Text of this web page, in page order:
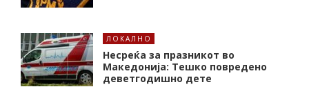
ЛОКАЛНО
Несреќа за празникот во
Македонија: Тешко повредено
деветгодишно дете